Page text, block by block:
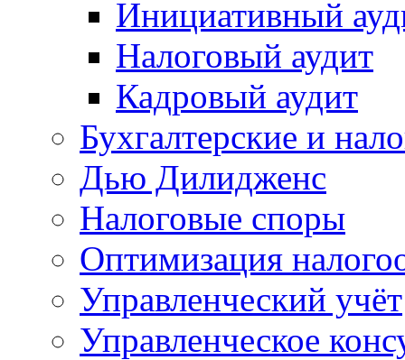
Инициативный
Налоговый аудит
Кадровый аудит
Бухгалтерские и
Дью Дилидженс
Налоговые споры
Оптимизация
Управленческий учёт
Управленческое